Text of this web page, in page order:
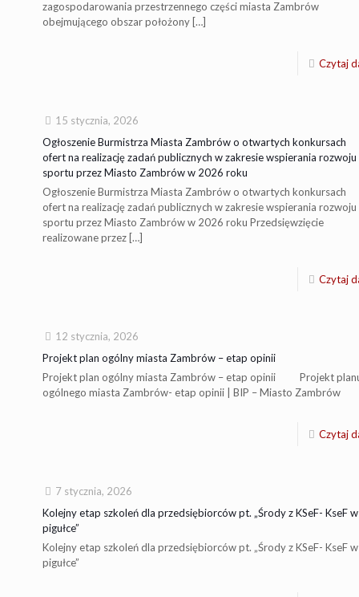
zagospodarowania przestrzennego części miasta Zambrów
obejmującego obszar położony […]
Czytaj
15 stycznia, 2026
Ogłoszenie Burmistrza Miasta Zambrów o otwartych konkursach
ofert na realizację zadań publicznych w zakresie wspierania rozwoju
sportu przez Miasto Zambrów w 2026 roku
Ogłoszenie Burmistrza Miasta Zambrów o otwartych konkursach
ofert na realizację zadań publicznych w zakresie wspierania rozwoju
sportu przez Miasto Zambrów w 2026 roku Przedsięwzięcie
realizowane przez […]
Czytaj
12 stycznia, 2026
Projekt plan ogólny miasta Zambrów – etap opinii
Projekt plan ogólny miasta Zambrów – etap opinii Projekt
ogólnego miasta Zambrów- etap opinii | BIP – Miasto Zambrów
Czytaj
7 stycznia, 2026
Kolejny etap szkoleń dla przedsiębiorców pt. „Środy z KSeF- KseF w
pigułce”
Kolejny etap szkoleń dla przedsiębiorców pt. „Środy z KSeF- KseF w
pigułce”